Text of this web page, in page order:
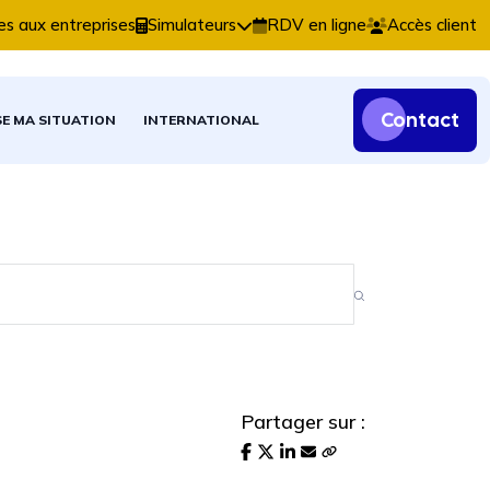
fiscales et patrimoniales.
aux entreprises Simulateurs RDV en ligne Accès client
MA SITUATION INTERNATIONAL Contact
Partager sur :